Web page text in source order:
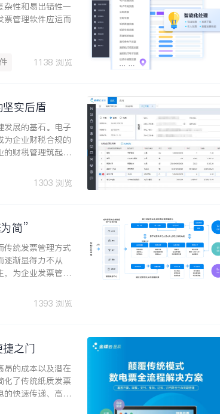
杂性和易出错性一
票管理软件应运而
1138 浏览
实后盾
发展的基石。电子
为企业财税合规的
的财税管理筑起了
1303 浏览
简”
传统发票管理方式
逐渐显得力不从
，为企业发票管理
1393 浏览
之门
昂的成本以及潜在
化了传统纸质发票
的快速传递、高效